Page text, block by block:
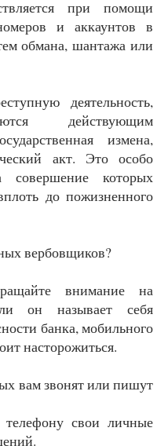
при помощи
и аккаунтов в
обмана, шантажа или
деятельность,
действующим
измена,
акт. Это особо
совершение которых
до пожизненного
вербовщиков?
внимание на
он называет себя
банка, мобильного
насторожиться.
вам звонят или пишут
свои личные